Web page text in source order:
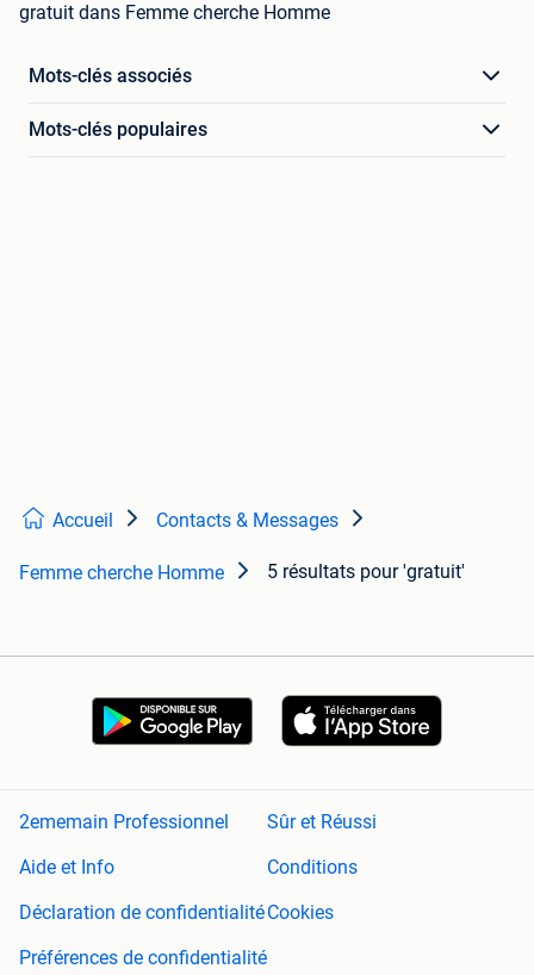
gratuit dans Femme cherche Homme
Mots-clés associés
Mots-clés populaires
Accueil Contacts & Messages
Femme cherche Homme 5 résultats pour 'gratuit'
2ememain Professionnel
Sûr et Réussi
Aide et Info
Conditions
Déclaration de confidentialitéCookies
Préférences de confidentialité